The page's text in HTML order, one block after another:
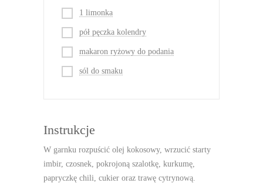
1 limonka
pół pęczka kolendry
makaron ryżowy do podania
sól do smaku
Instrukcje
W garnku rozpuścić olej kokosowy, wrzucić starty
imbir, czosnek, pokrojoną szalotkę, kurkumę,
papryczkę chili, cukier oraz trawę cytrynową.